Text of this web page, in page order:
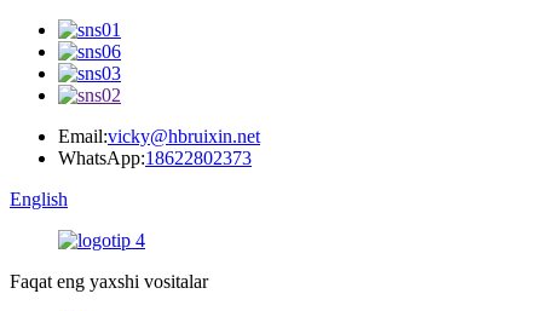
Email:vicky@hbruixin.net
WhatsApp:18622802373
English
Faqat eng yaxshi vositalar